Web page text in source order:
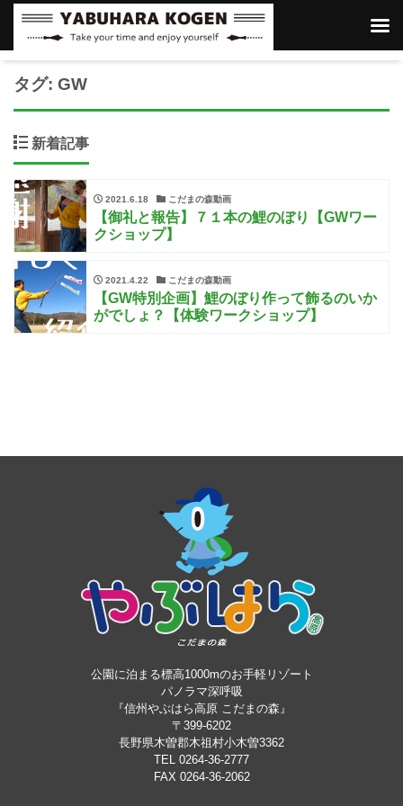
タグ: GW
新着記事
2021.6.18 こだまの森動画
【御礼と報告】７１本の鯉のぼり【GWワー
クショップ】
2021.4.22 こだまの森動画
【GW特別企画】鯉のぼり作って飾るのいか
がでしょ？【体験ワークショップ】
公園に泊まる標高1000mのお手軽リゾート
パノラマ深呼吸
『信州やぶはら高原 こだまの森』
〒399-6202
長野県木曽郡木祖村小木曽3362
TEL 0264-36-2777
FAX 0264-36-2062